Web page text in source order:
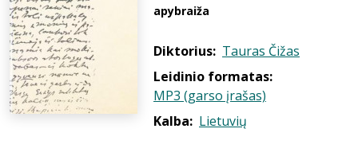
apybraiža
Diktorius: Tauras Čižas
Leidinio formatas:
MP3 (garso įrašas)
Kalba: Lietuvių